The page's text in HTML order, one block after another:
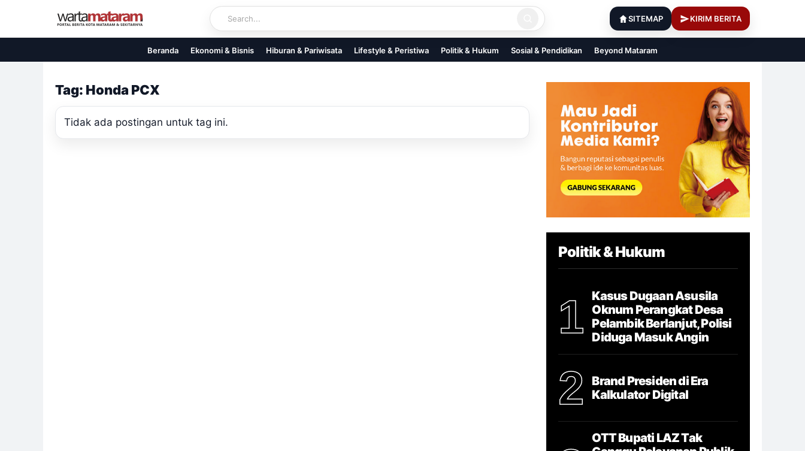
content
SITEMAP KIRIM BERITA
Beranda Ekonomi & Bisnis Hiburan & Pariwisata Lifestyle & Peristiwa Politik & Hukum Sosial & Pendidikan Beyond Mataram
Tag: Honda PCX
Tidak ada postingan untuk tag ini.
Politik & Hukum
1
Kasus Dugaan Asusila
Oknum Perangkat Desa
Pelambik Berlanjut, Polisi
Diduga Masuk Angin
2
Brand Presiden di Era
Kalkulator Digital
OTT Bupati LAZ Tak